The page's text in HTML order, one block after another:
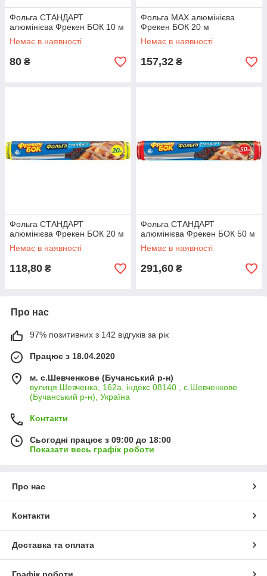
Фольга СТАНДАРТ
алюмінієва Фрекен БОК 10 м
Немає в наявності
80 ₴
Фольга MAX алюмінієва
Фрекен БОК 20 м
Немає в наявності
157,32 ₴
Фольга СТАНДАРТ
алюмінієва Фрекен БОК 20 м
Немає в наявності
118,80 ₴
Фольга СТАНДАРТ
алюмінієва Фрекен БОК 50 м
Немає в наявності
291,60 ₴
Про нас
97% позитивних з 142 відгуків за рік
Працює з 18.04.2020
м. с.Шевченкове (Бучанський р-н)
вулиця Шевченка, 162а, індекс 08140 , с.Шевченкове
(Бучанський р-н), Україна
Контакти
Сьогодні працює з 09:00 до 18:00
Показати весь графік роботи
Про нас
Контакти
Доставка та оплата